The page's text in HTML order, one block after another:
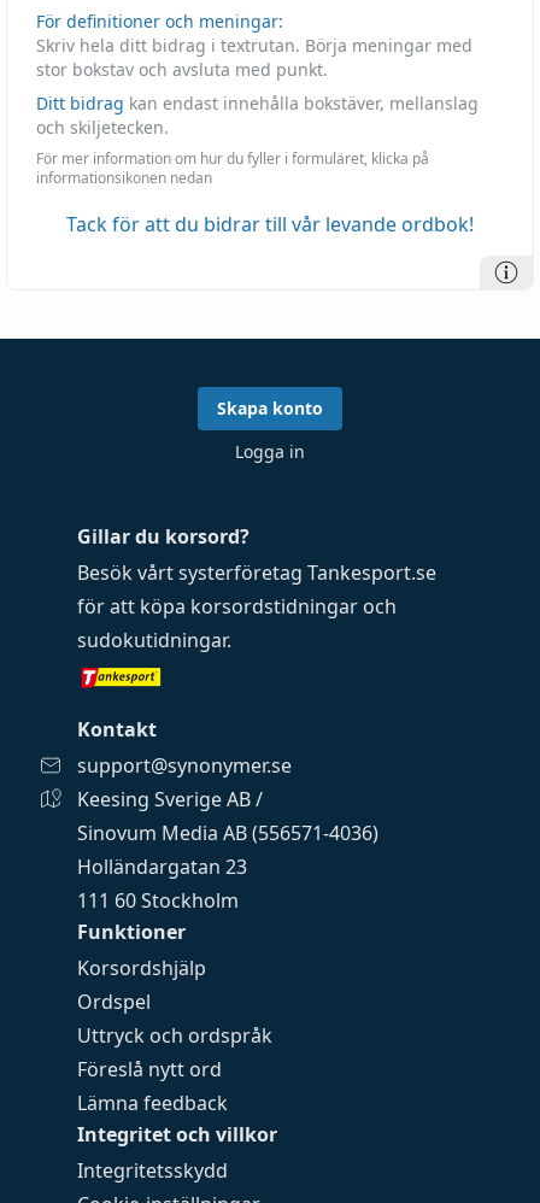
För definitioner och meningar:
Skriv hela ditt bidrag i textrutan. Börja meningar med
stor bokstav och avsluta med punkt.
Ditt bidrag kan endast innehålla bokstäver, mellanslag
och skiljetecken.
För mer information om hur du fyller i formuläret, klicka på
informationsikonen nedan
Tack för att du bidrar till vår levande ordbok!
Funktioner
Korsordshjälp
Ordspel
Uttryck och ordspråk
Föreslå nytt ord
Lämna feedback
Integritet och villkor
Integritetsskydd
Gillar du korsord?
Besök vårt systerföretag Tankesport.se
för att köpa korsordstidningar och
sudokutidningar.
Kontakt
support@synonymer.se
Keesing Sverige AB /
Sinovum Media AB (556571-4036)
Holländargatan 23
111 60 Stockholm
Skapa konto
Logga in